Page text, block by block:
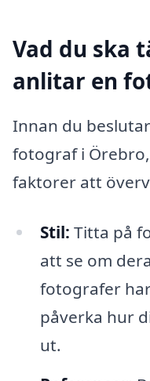
Vad du ska
anlitar en
Innan du
fotograf i
faktorer att
Stil: Titta på
att se om
fotografer
påverka hur
ut.